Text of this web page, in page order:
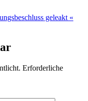
geleakt «
Erforderliche